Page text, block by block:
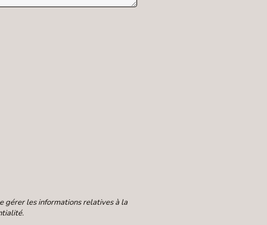
gérer les informations relatives à la